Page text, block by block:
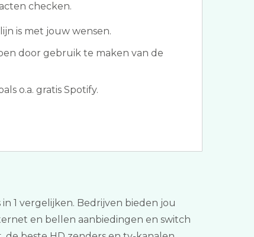
checken.
is met jouw wensen.
door gebruik te maken van de
o.a. gratis Spotify.
1 vergelijken. Bedrijven bieden jou
en bellen aanbiedingen en switch